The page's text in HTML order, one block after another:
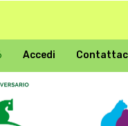
Accedi